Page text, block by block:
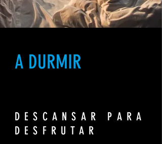
A DURMIR
DESCANSAR PARA
DESFRUTAR